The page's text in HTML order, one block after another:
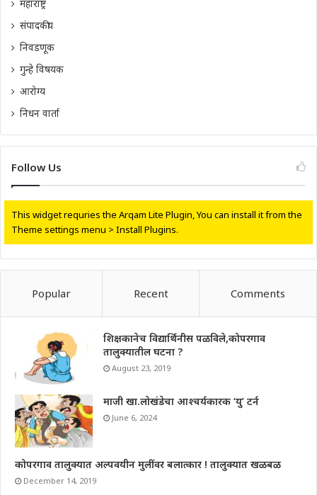
महाराष्ट्र
संपादकीय
निवडणूक
गुन्हे विषयक
आरोग्य
निधन वार्ता
Follow Us
This widget requries the Arqam Lite Plugin, You can install it from the
Theme settings menu > Install Plugins.
Popular Recent Comments
शिक्षकानेच विद्यार्थिनीस पळविले,कोपरगाव
तालुक्यातील घटना ?
August 23, 2019
माजी खा.लोखंडेचा आश्चर्यकारक ‘यु’ टर्न
June 6, 2024
कोपरगाव तालुक्यात अल्पवयीन मुलींवर बलात्कार ! तालुक्यात खळबळ
December 14, 2019